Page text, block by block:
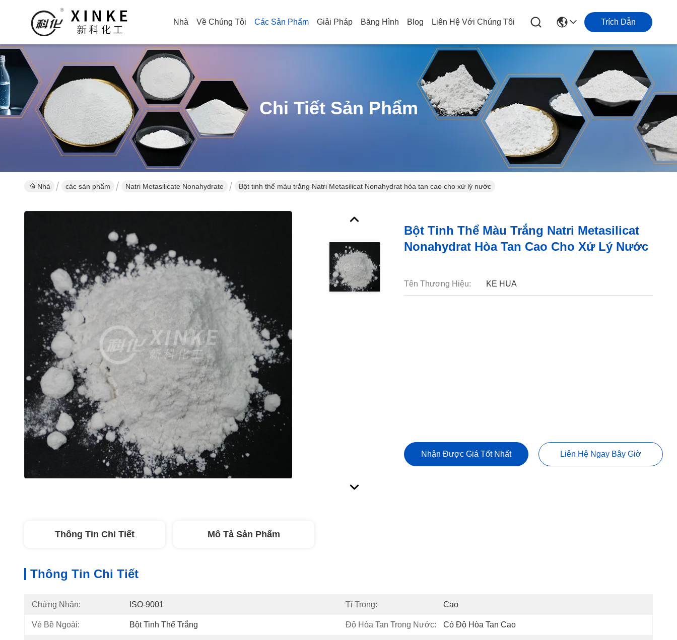
Nhà Về Chúng Tôi Các Sản Phẩm Giải Pháp Băng Hình Blog Liên Hệ Với Chúng Tôi Trích Dẫn
Chi Tiết Sản Phẩm
Nhà các sản phẩm Natri Metasilicate Nonahydrate Bột tinh thể màu trắng Natri Metasilicat Nonahydrat hòa tan cao cho xử lý nước
Bột Tinh Thể Màu Trắng Natri Metasilicat
Nonahydrat Hòa Tan Cao Cho Xử Lý Nước
Tên Thương Hiệu: KE HUA
Nhận Được Giá Tốt Nhất Liên Hệ Ngay Bây Giờ
Thông Tin Chi Tiết Mô Tả Sản Phẩm
Thông Tin Chi Tiết
Chứng Nhận: ISO-9001 Tỉ Trọng: Cao
Vẻ Bề Ngoài: Bột Tinh Thể Trắng Độ Hòa Tan Trong Nước: Có Độ Hòa Tan Cao